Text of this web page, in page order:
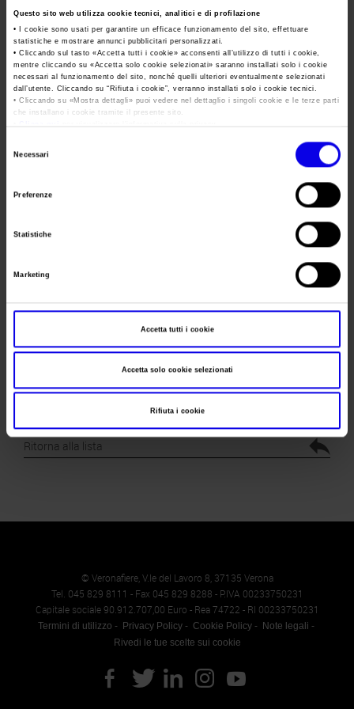
Questo sito web utilizza cookie tecnici, analitici e di profilazione
• I cookie sono usati per garantire un efficace funzionamento del sito, effettuare
statistiche e mostrare annunci pubblicitari personalizzati.
• Cliccando sul tasto «Accetta tutti i cookie» acconsenti all’utilizzo di tutti i cookie,
mentre cliccando su «Accetta solo cookie selezionati» saranno installati solo i cookie
necessari al funzionamento del sito, nonché quelli ulteriori eventualmente selezionati
dall’utente. Cliccando su “ Rifiuta i cookie”, verranno installati solo i cookie tecnici.
• Cliccando su «Mostra dettagli» puoi vedere nel dettaglio i singoli cookie e le terze parti
che installano i cookie tramite il presente sito.
Necessari
Preferenze
Statistiche
Marketing
Accetta tutti i cookie
Accetta solo cookie selezionati
Rifiuta i cookie
Carta dei Valori
Parità di genere
Modello di Organizzazione, Gestione e Controllo
Responsabilità Sociale d’Impresa
Società trasparente
Servizi in quartiere per la stampa
Contatti Ufficio Stampa
Lavora con noi
Contatti
Data
21/05/2027 - 23/05/2027
Frequenza
Annual
Website
https://
https://www.veronamineralshow.com/
Indirizzo
E-mail
Ritorna alla lista
© Veronafiere, V.le del Lavoro 8, 37135 Verona
Tel. 045 829 8111 - Fax 045 829 8288 - P.IVA 00233750231
Capitale sociale 90.912.707,00 Euro - Rea 74722 - RI 00233750231
Termini di utilizzo Privacy Policy Cookie Policy
Note legali
Rivedi le tue scelte sui cookie